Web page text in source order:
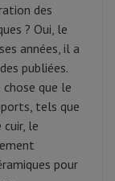
des
? Oui, le
années, il a
publiées.
que le
tels que
le
pour